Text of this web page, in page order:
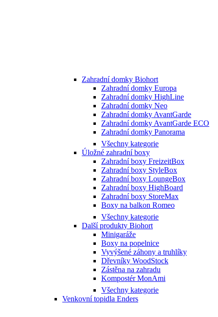
Zahradní domky Biohort
Zahradní domky Europa
Zahradní domky HighLine
Zahradní domky Neo
Zahradní domky AvantGarde
Zahradní domky AvantGarde ECO
Zahradní domky Panorama
Všechny kategorie
Úložné zahradní boxy
Zahradní boxy FreizeitBox
Zahradní boxy StyleBox
Zahradní boxy LoungeBox
Zahradní boxy HighBoard
Zahradní boxy StoreMax
Boxy na balkon Romeo
Všechny kategorie
Další produkty Biohort
Minigaráže
Boxy na popelnice
Vyvýšené záhony a truhlíky
Dřevníky WoodStock
Zástěna na zahradu
Kompostér MonAmi
Všechny kategorie
Venkovní topidla Enders